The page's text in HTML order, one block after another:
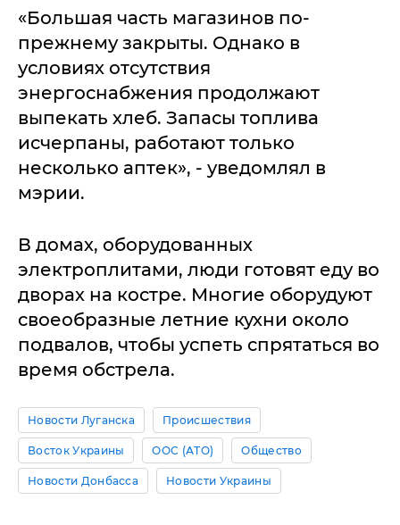
«Большая часть магазинов по-
прежнему закрыты. Однако в
условиях отсутствия
энергоснабжения продолжают
выпекать хлеб. Запасы топлива
исчерпаны, работают только
несколько аптек», - уведомлял в
мэрии.
В домах, оборудованных
электроплитами, люди готовят еду во
дворах на костре. Многие оборудуют
своеобразные летние кухни около
подвалов, чтобы успеть спрятаться во
время обстрела.
Новости Луганска Происшествия
Восток Украины ООС (АТО) Общество
Новости Донбасса Новости Украины